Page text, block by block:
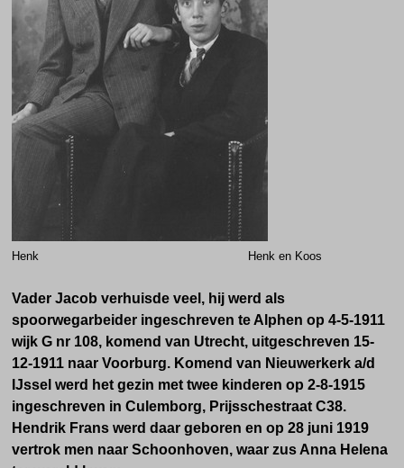
Henk Henk en Koos
Vader Jacob verhuisde veel, hij werd als
spoorwegarbeider ingeschreven te Alphen op 4-5-1911
wijk G nr 108, komend van Utrecht, uitgeschreven 15-
12-1911 naar Voorburg. Komend van Nieuwerkerk a/d
IJssel werd het gezin met twee kinderen op 2-8-1915
ingeschreven in Culemborg, Prijsschestraat C38.
Hendrik Frans werd daar geboren en op 28 juni 1919
vertrok men naar Schoonhoven, waar zus Anna Helena